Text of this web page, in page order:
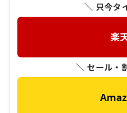
＼ 只今タ
楽
＼ セール・